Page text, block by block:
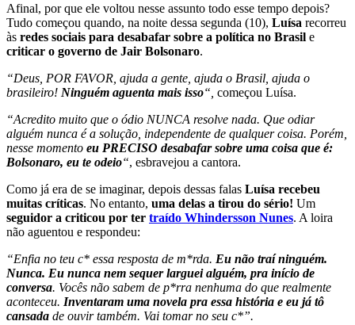
Afinal, por que ele voltou nesse assunto todo esse tempo depois?
Tudo começou quando, na noite dessa segunda (10), Luísa recorreu
às redes sociais para desabafar sobre a política no Brasil e
criticar o governo de Jair Bolsonaro.
“Deus, POR FAVOR, ajuda a gente, ajuda o Brasil, ajuda o
brasileiro! Ninguém aguenta mais isso“, começou Luísa.
“Acredito muito que o ódio NUNCA resolve nada. Que odiar
alguém nunca é a solução, independente de qualquer coisa. Porém,
nesse momento eu PRECISO desabafar sobre uma coisa que é:
Bolsonaro, eu te odeio“, esbravejou a cantora.
Como já era de se imaginar, depois dessas falas Luísa recebeu
muitas críticas. No entanto, uma delas a tirou do sério! Um
seguidor a criticou por ter traído Whindersson Nunes. A loira
não aguentou e respondeu:
“Enfia no teu c* essa resposta de m*rda. Eu não traí ninguém.
Nunca. Eu nunca nem sequer larguei alguém, pra início de
conversa. Vocês não sabem de p*rra nenhuma do que realmente
aconteceu. Inventaram uma novela pra essa história e eu já tô
cansada de ouvir também. Vai tomar no seu c*”.